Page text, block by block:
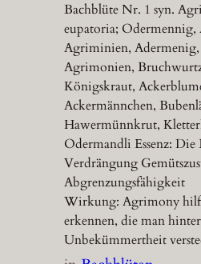
Bachblüte Nr. 1 syn.
eupatoria; Odermennig,
Agriminien,
Agrimonien,
Königskraut,
Ackermännchen,
Hawermünnkrut,
Odermandli Essenz: Die
Verdrängung
Abgrenzungsfähigkeit
Wirkung: Agrimony
erkennen, die man
Unbekümmertheit